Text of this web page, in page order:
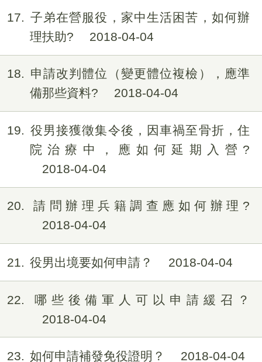
17
子弟在營服役，家中生活困苦，如何辦
理扶助?
2018-04-04
18
申請改判體位（變更體位複檢），應準
備那些資料?
2018-04-04
19
役男接獲徵集令後，因車禍至骨折，住
院治療中，應如何延期入營?
2018-04-04
20
請問辦理兵籍調查應如何辦理?
2018-04-04
21 役男出境要如何申請？ 2018-04-04
22
哪些後備軍人可以申請緩召？
2018-04-04
23 如何申請補發免役證明？ 2018-04-04